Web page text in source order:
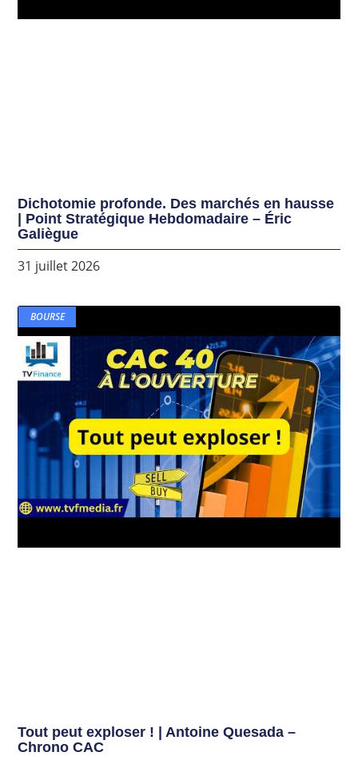
Dichotomie profonde. Des marchés en hausse
| Point Stratégique Hebdomadaire – Éric
Galiègue
31 juillet 2026
BOURSE
Tout peut exploser ! | Antoine Quesada –
Chrono CAC